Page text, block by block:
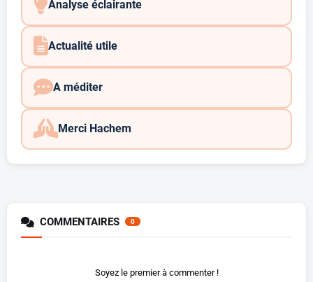
Analyse éclairante
Actualité utile
A méditer
Merci Hachem
COMMENTAIRES 0
Soyez le premier à commenter !